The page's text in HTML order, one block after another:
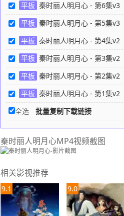
平板 秦时丽人明月心 - 第6集v3
平板 秦时丽人明月心 - 第5集v3
平板 秦时丽人明月心 - 第4集v2
平板 秦时丽人明月心 - 第3集v2
平板 秦时丽人明月心 - 第2集v2
平板 秦时丽人明月心 - 第1集v2
全选
批量复制下载链接
秦时丽人明月心MP4视频截图
相关影视推荐
9.1 9.0